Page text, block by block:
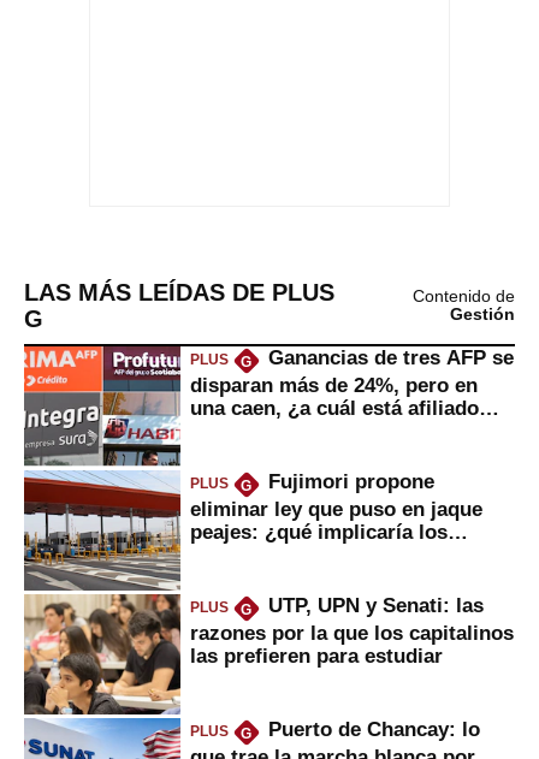
LAS MÁS LEÍDAS DE PLUS
G
Contenido de
Gestión
PLUS G
Ganancias de tres AFP se
disparan más de 24%, pero en
una caen, ¿a cuál está afiliado
PLUS G
Fujimori propone
eliminar ley que puso en jaque
peajes: ¿qué implicaría los
PLUS G
UTP, UPN y Senati: las
razones por la que los capitalinos
las prefieren para estudiar
PLUS G
Puerto de Chancay: lo